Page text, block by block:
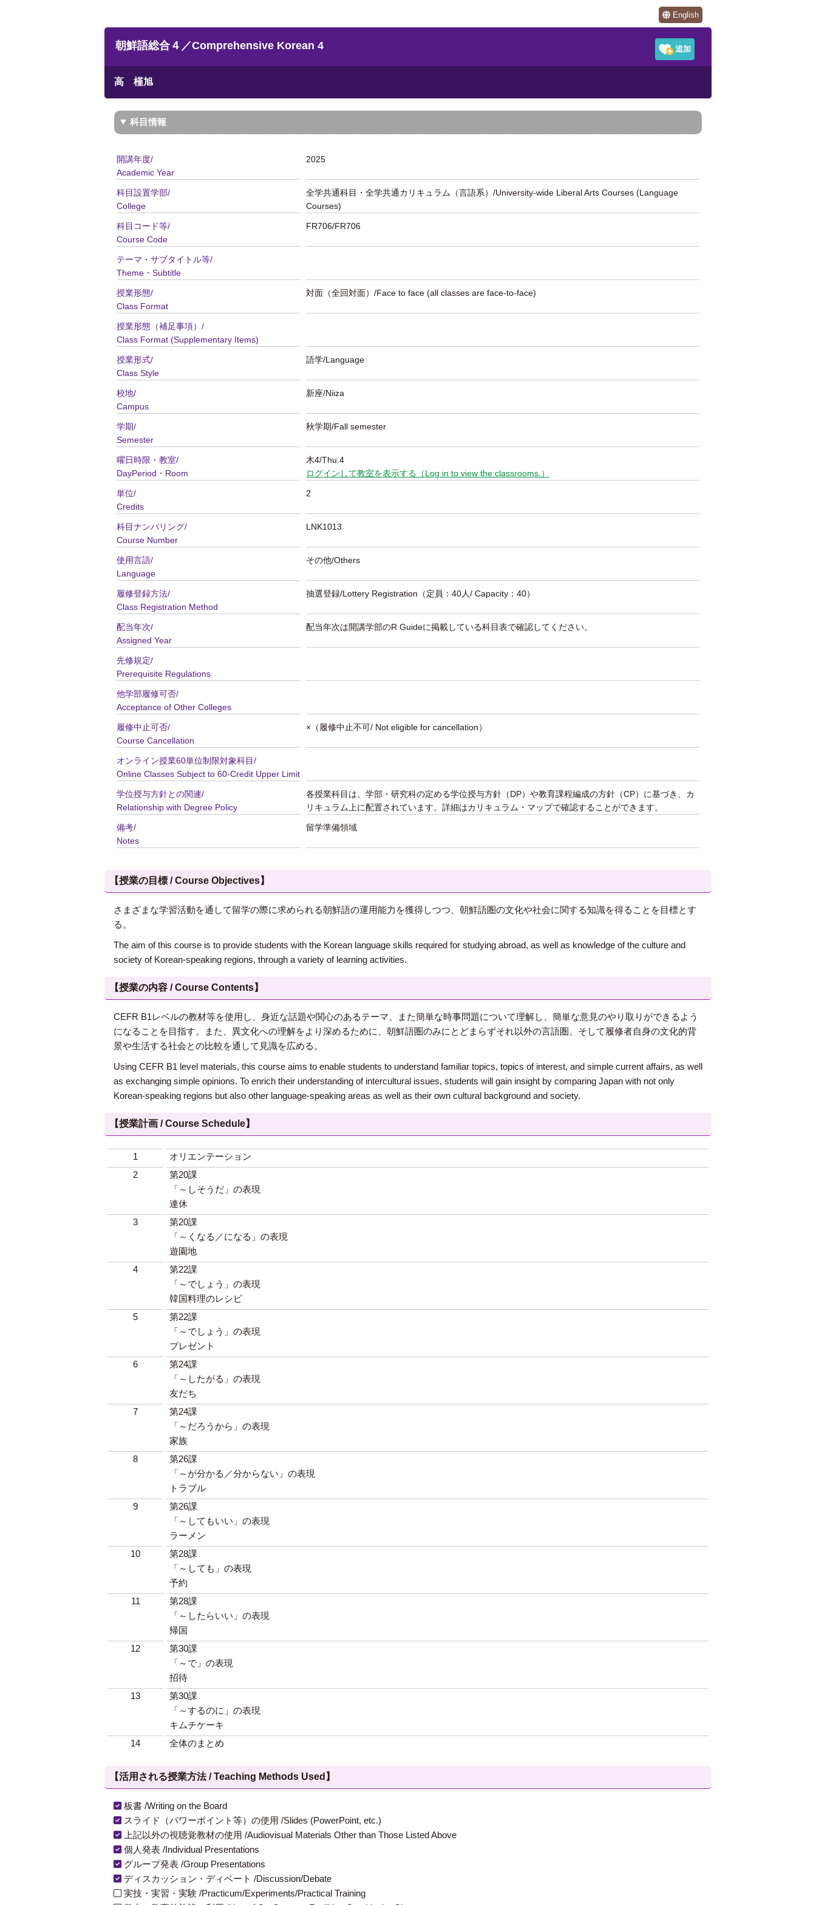
English
朝鮮語総合４／Comprehensive Korean 4
高 槿旭
科目情報
開講年度/
Academic Year
2025
科目設置学部/
College
全学共通科目・全学共通カリキュラム（言語系）/University-wide Liberal Arts Courses (Language
Courses)
科目コード等/
Course Code
FR706/FR706
テーマ・サブタイトル等/
Theme・Subtitle
授業形態/
Class Format
対面（全回対面）/Face to face (all classes are face-to-face)
授業形態（補足事項）/
Class Format (Supplementary Items)
授業形式/
Class Style
語学/Language
校地/
Campus
新座/Niiza
学期/
Semester
秋学期/Fall semester
曜日時限・教室/
DayPeriod・Room
木4/Thu.4
ログインして教室を表示する（Log in to view the classrooms.）
単位/
Credits
2
科目ナンバリング/
Course Number
LNK1013
使用言語/
Language
その他/Others
履修登録方法/
Class Registration Method
抽選登録/Lottery Registration （定員：40人/ Capacity：40）
配当年次/
Assigned Year
配当年次は開講学部のR Guideに掲載している科目表で確認してください。
先修規定/
Prerequisite Regulations
他学部履修可否/
Acceptance of Other Colleges
履修中止可否/
Course Cancellation
×（履修中止不可/ Not eligible for cancellation）
オンライン授業60単位制限対象科目/
Online Classes Subject to 60-Credit Upper Limit
学位授与方針との関連/
Relationship with Degree Policy
各授業科目は、学部・研究科の定める学位授与方針（DP）や教育課程編成の方針（CP）に基づき、カ
リキュラム上に配置されています。詳細はカリキュラム・マップで確認することができます。
備考/
Notes
留学準備領域
【授業の目標 / Course Objectives】
さまざまな学習活動を通して留学の際に求められる朝鮮語の運用能力を獲得しつつ、朝鮮語圏の文化や社会に関する知識を得ることを目標とす
る。
The aim of this course is to provide students with the Korean language skills required for studying abroad, as well as knowledge of the culture and
society of Korean-speaking regions, through a variety of learning activities.
【授業の内容 / Course Contents】
CEFR B1レベルの教材等を使用し、身近な話題や関心のあるテーマ、また簡単な時事問題について理解し、簡単な意見のやり取りができるよう
になることを目指す。また、異文化への理解をより深めるために、朝鮮語圏のみにとどまらずそれ以外の言語圏、そして履修者自身の文化的背
景や生活する社会との比較を通して見識を広める。
Using CEFR B1 level materials, this course aims to enable students to understand familiar topics, topics of interest, and simple current affairs, as well
as exchanging simple opinions. To enrich their understanding of intercultural issues, students will gain insight by comparing Japan with not only
Korean-speaking regions but also other language-speaking areas as well as their own cultural background and society.
【授業計画 / Course Schedule】
1
オリエンテーション
2
第20課
「～しそうだ」の表現
連休
3
第20課
「～くなる／になる」の表現
遊園地
4
第22課
「～でしょう」の表現
韓国料理のレシピ
5
第22課
「～でしょう」の表現
プレゼント
6
第24課
「～したがる」の表現
友だち
7
第24課
「～だろうから」の表現
家族
8
第26課
「～が分かる／分からない」の表現
トラブル
9
第26課
「～してもいい」の表現
ラーメン
10
第28課
「～しても」の表現
予約
11
第28課
「～したらいい」の表現
帰国
12
第30課
「～で」の表現
招待
13
第30課
「～するのに」の表現
キムチケーキ
14
全体のまとめ
【活用される授業方法 / Teaching Methods Used】
板書 /Writing on the Board
スライド（パワーポイント等）の使用 /Slides (PowerPoint, etc.)
上記以外の視聴覚教材の使用 /Audiovisual Materials Other than Those Listed Above
個人発表 /Individual Presentations
グループ発表 /Group Presentations
ディスカッション・ディベート /Discussion/Debate
実技・実習・実験 /Practicum/Experiments/Practical Training